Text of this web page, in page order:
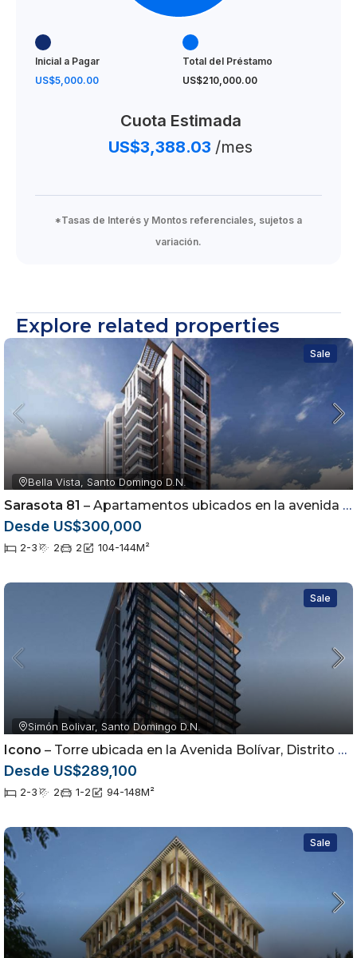
Inicial a Pagar
US$5,000.00
Total del Préstamo
US$210,000.00
Cuota Estimada
US$3,388.03 /mes
*Tasas de Interés y Montos referenciales, sujetos a
variación.
Explore related properties
Sale
Bella Vista, Santo Domingo D.N.
Sarasota 81 – Apartamentos ubicados en la avenida Sarasota, Distrito Nacional, Rep. Dom.
Desde US$300,000
2-3 2 2 104-144M²
Sale
Simón Bolivar, Santo Domingo D.N.
Icono – Torre ubicada en la Avenida Bolívar, Distrito Nacional, Rep. Dom.
Desde US$289,100
2-3 2 1-2 94-148M²
Sale